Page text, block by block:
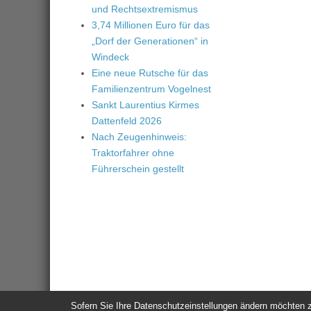
und Rechtsextremismus
3,74 Millionen Euro für das
„Dorf der Generationen“ in
Windeck
Eine neue Rutsche für das
Familienzentrum Vogelnest
Sankt Laurentius Kirmes
Dattenfeld 2026
Nach Zeugenhinweis:
Traktorfahrer ohne
Führerschein gestellt
Sofern Sie Ihre Datenschutzeinstellungen ändern